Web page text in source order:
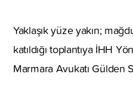
Yaklaşık yüze yakın;
katıldığı toplantıya İHH
Marmara Avukatı Gülden